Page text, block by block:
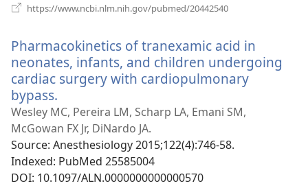
https://www.ncbi.nlm.nih.gov/pubmed/20442540
вікні)
Pharmacokinetics of tranexamic acid in
neonates, infants, and children undergoing
cardiac surgery with cardiopulmonary
bypass.
у
новому
вікні)
Wesley MC, Pereira LM, Scharp LA, Emani SM,
McGowan FX Jr, DiNardo JA.
Source‎: Anesthesiology 2015;122(4):746-58.
Indexed‎: PubMed 25585004
DOI‎: 10.1097/ALN.0000000000000570